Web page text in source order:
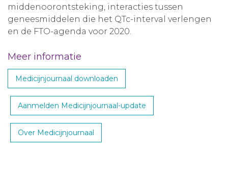
middenoorontsteking, interacties tussen
geneesmiddelen die het QTc-interval verlengen
en de FTO-agenda voor 2020.
Meer informatie
Medicijnjournaal downloaden
Aanmelden Medicijnjournaal-update
Over Medicijnjournaal